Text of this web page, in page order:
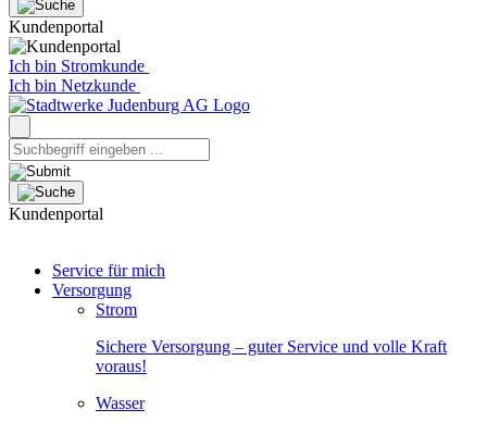
Kundenportal
Ich bin Stromkunde
Ich bin Netzkunde
Kundenportal
Service für mich
Versorgung
Strom
Sichere Versorgung – guter Service und volle Kraft
voraus!
Wasser